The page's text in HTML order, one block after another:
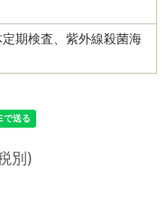
期検査、紫外線殺菌海
別)